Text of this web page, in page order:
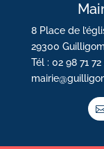
8 Place de
29300
Tél : 02 98 71 72